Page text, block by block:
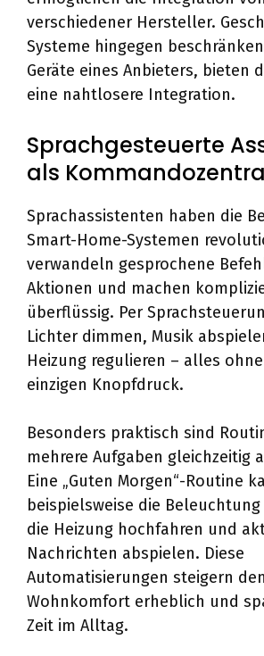
verschiedener Hersteller.
Systeme hingegen
Geräte eines Anbieters, bieten
eine nahtlosere Integration.
Sprachgesteuerte
als
Sprachassistenten haben die
Smart-Home-Systemen
verwandeln gesprochene
Aktionen und machen
überflüssig. Per
Lichter dimmen, Musik
Heizung regulieren – alles
einzigen Knopfdruck.
Besonders praktisch sind
mehrere Aufgaben gleichzeitig
Eine „Guten Morgen“-Routine
beispielsweise die
die Heizung hochfahren und
Nachrichten abspielen. Diese
Automatisierungen steigern den
Wohnkomfort erheblich und
Zeit im Alltag.